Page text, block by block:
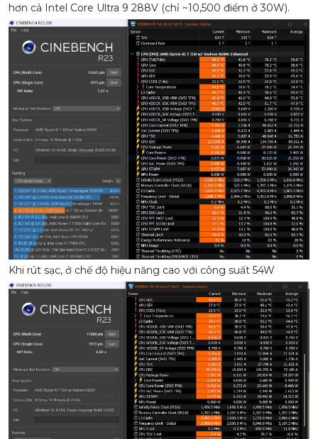
hơn cả Intel Core Ultra 9 288V (chỉ ~10,500 điểm ở 30W).
Khi rút sạc, ở chế độ hiệu năng cao với công suất 54W